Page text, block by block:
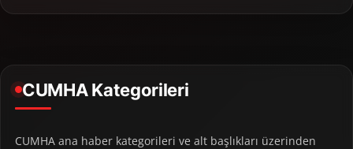
CUMHA Kategorileri
CUMHA ana haber kategorileri ve alt başlıkları üzerinden